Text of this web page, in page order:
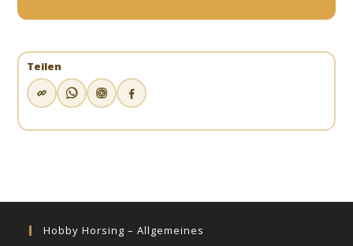
Teilen
Hobby Horsing – Allgemeines